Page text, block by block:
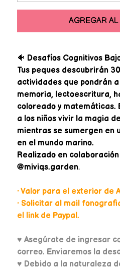
AGREGAR
🐠 Desafíos Cognitivos
Tus peques descubrirán
actividades que pondrán
memoria, lectoescritura,
coloreado y
a los niños vivir la magia
mientras se sumergen en
en el mundo marino.
Realizado en
@miviqs.garden.
• Valor para el exterior de
• Solicitar al mail
el link de Paypal.
♥ Asegúrate de ingresar
correo. Enviaremos la
♥ Debido a la naturaleza